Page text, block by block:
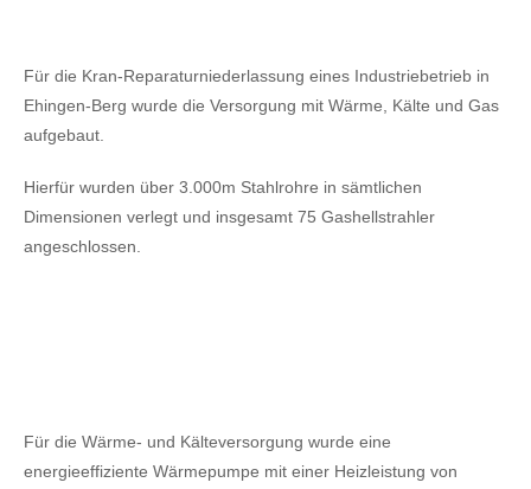
Für die Kran-Reparaturniederlassung eines Industriebetrieb in
Ehingen-Berg wurde die Versorgung mit Wärme, Kälte und Gas
aufgebaut.
Hierfür wurden über 3.000m Stahlrohre in sämtlichen
Dimensionen verlegt und insgesamt 75 Gashellstrahler
angeschlossen.
Für die Wärme- und Kälteversorgung wurde eine
energieeffiziente Wärmepumpe mit einer Heizleistung von